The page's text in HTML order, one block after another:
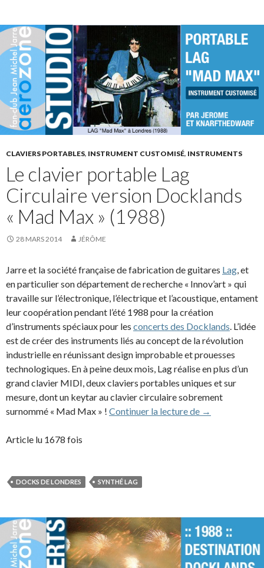
CLAVIERS PORTABLES, INSTRUMENT CUSTOMISÉ, INSTRUMENTS
Le clavier portable Lag
Circulaire version Docklands
« Mad Max » (1988)
28 MARS 2014 JÉRÔME
Jarre et la société française de fabrication de guitares Lag, et
en particulier son département de recherche « Innov’art » qui
travaille sur l’électronique, l’électrique et l’acoustique, entament
leur coopération pendant l’été 1988 pour la création
d’instruments spéciaux pour les concerts des Docklands. L’idée
est de créer des instruments liés au concept de la révolution
industrielle en réunissant design improbable et prouesses
technologiques. En à peine deux mois, Lag réalise en plus d’un
grand clavier MIDI, deux claviers portables uniques et sur
mesure, dont un keytar au clavier circulaire sobrement
surnommé « Mad Max » ! Continuer la lecture de Le clavier
→
Article lu 1678 fois
DOCKS DE LONDRES SYNTHÉ LAG